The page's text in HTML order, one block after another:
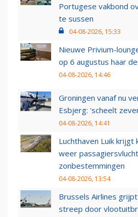
Portugese vakbond
te sussen
04-08-2026, 15:33
Nieuwe Privium-
op 6 augustus haar
04-08-2026, 14:46
Groningen vanaf nu
Esbjerg: 'scheelt
04-08-2026, 14:41
Luchthaven Luik
weer
zonbestemmingen
04-08-2026, 13:54
Brussels Airlines
streep door